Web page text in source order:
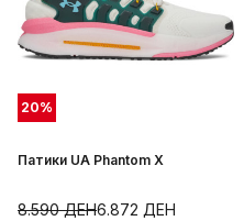
20%
Патики UA Phantom X
6.872 ДЕН
8.590ДЕН